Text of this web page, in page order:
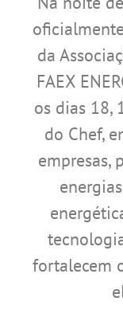
da
FAEX
os dias 18,
do Chef,
empresas,
fortalecem